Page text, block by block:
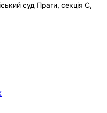
суд Праги, секція C,